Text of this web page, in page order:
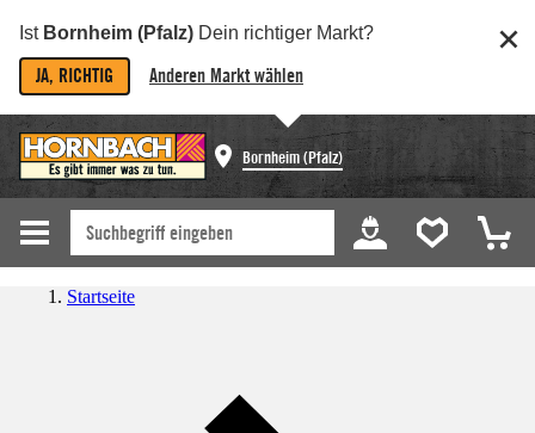
Ist Bornheim (Pfalz) Dein richtiger Markt?
JA, RICHTIG Anderen Markt wählen
Bornheim (Pfalz)
Startseite